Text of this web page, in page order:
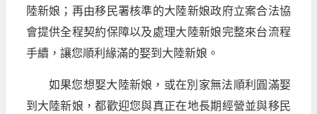
陸新娘；再由移民署核準的大陸新娘政府立案合法協
會提供全程契約保障以及處理大陸新娘完整來台流程
手續，讓您順利緣滿的娶到大陸新娘。
如果您想娶大陸新娘，或在別家無法順利圓滿娶
到大陸新娘，都歡迎您與真正在地長期經營並與移民